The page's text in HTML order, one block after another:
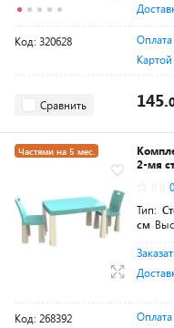
Код: 320628
Сравнить 145.
Частями на 5 мес.
2-мя
Тип:
см
Код: 268392